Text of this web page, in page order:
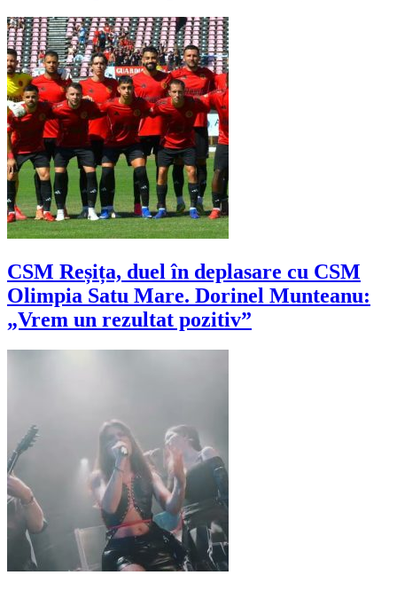
CSM Reșița, duel în deplasare cu CSM
Olimpia Satu Mare. Dorinel Munteanu:
„Vrem un rezultat pozitiv”